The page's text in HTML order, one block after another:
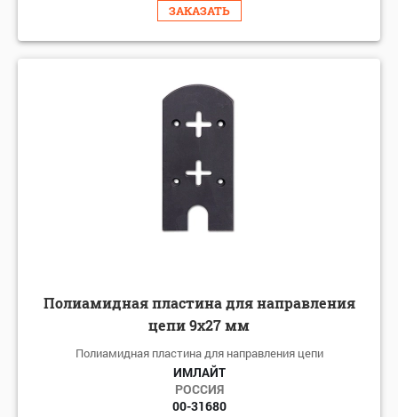
ЗАКАЗАТЬ
Полиамидная пластина для направления
цепи 9x27 мм
Полиамидная пластина для направления цепи
ИМЛАЙТ
РОССИЯ
00-31680